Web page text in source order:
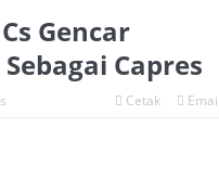
Gencar
Capres
Cetak Email